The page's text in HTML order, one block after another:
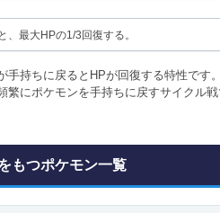
、最大HPの1/3回復する。
手持ちに戻るとHPが回復する特性です
繁にポケモンを手持ちに戻すサイクル
もつポケモン一覧